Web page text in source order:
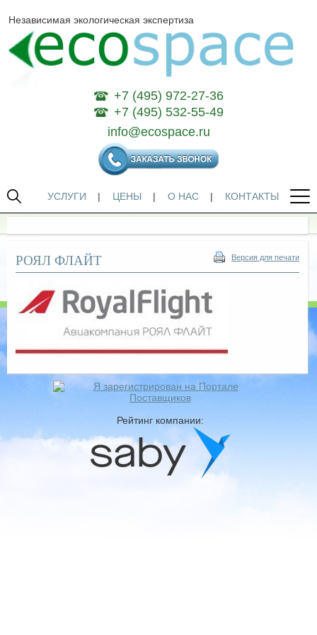
Независимая экологическая экспертиза
+7 (495) 972-27-36
+7 (495) 532-55-49
info@ecospace.ru
УСЛУГИ | ЦЕНЫ | О НАС | КОНТАКТЫ
Версия для печати
РОЯЛ ФЛАЙТ
Рейтинг компании: